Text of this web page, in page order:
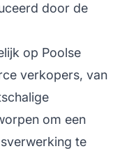
door de
op Poolse
verkopers, van
om een
te